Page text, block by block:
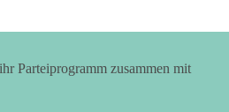
Auf Facebook ansehen
Parteiprogramm zusammen mit